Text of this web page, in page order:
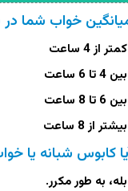
کمتر از 4 ساعت
بین 4 تا 6 ساعت
بین 6 تا 8 ساعت
بیشتر از 8 ساعت
بله، به طور مکرر.